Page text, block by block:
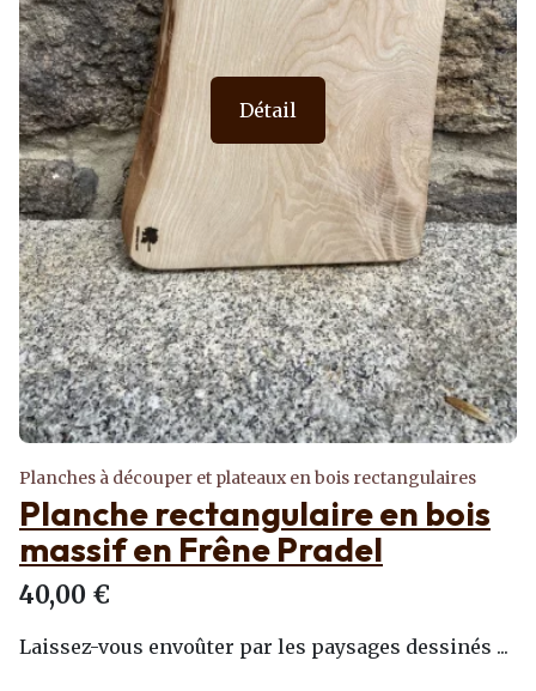
Détail
Planches à découper et plateaux en bois rectangulaires
Planche rectangulaire en bois
massif en Frêne Pradel
40,00 €
Laissez-vous envoûter par les paysages dessinés ...